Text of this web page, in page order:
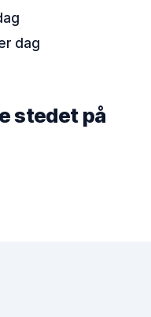
dag
stedet på